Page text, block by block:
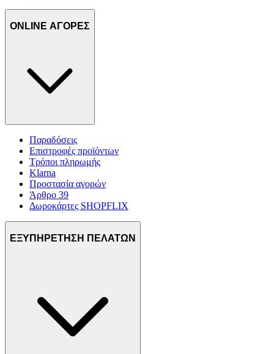
ONLINE ΑΓΟΡΕΣ
Παραδόσεις
Επιστροφές προϊόντων
Τρόποι πληρωμής
Klarna
Προστασία αγορών
Άρθρο 39
Δωροκάρτες SHOPFLIX
ΕΞΥΠΗΡΕΤΗΣΗ ΠΕΛΑΤΩΝ